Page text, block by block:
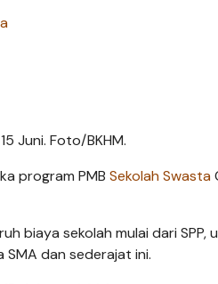
Juni. Foto/BKHM.
program PMB Sekolah Swasta
biaya sekolah mulai dari SPP,
dan sederajat ini.